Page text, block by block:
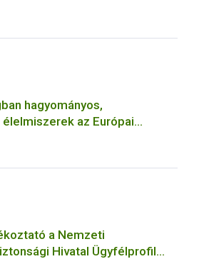
hagyományos,
az Európai
a Nemzeti
Hivatal Ügyfélprofil